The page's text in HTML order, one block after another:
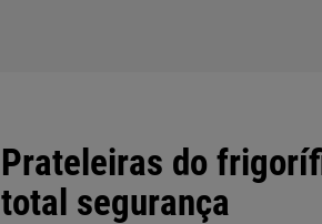
Prateleiras do
total segurança